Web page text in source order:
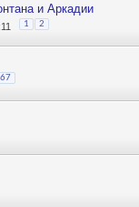
и Аркадии
1 2
67